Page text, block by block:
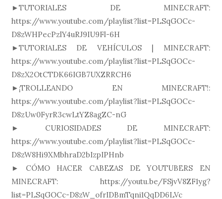
►TUTORIALES DE MINECRAFT:
https://www.youtube.com/playlist?list=PLSqGOCc-
D8zWHPecPzlY4uRJ9IU9Fl-6H
►TUTORIALES DE VEHÍCULOS | MINECRAFT:
https://www.youtube.com/playlist?list=PLSqGOCc-
D8zX2OtCTDK66IGB7UXZRRCH6
►¡TROLLEANDO EN MINECRAFT!:
https://www.youtube.com/playlist?list=PLSqGOCc-
D8zUw0FyrR3cwLtYZ8agZC-nG
► CURIOSIDADES DE MINECRAFT:
https://www.youtube.com/playlist?list=PLSqGOCc-
D8zW8Hi9XMbhraD2bIzpIPHnb
► CÓMO HACER CABEZAS DE YOUTUBERS EN
MINECRAFT: https://youtu.be/FSjvV8ZF1yg?
list=PLSqGOCc-D8zW_ofrIDBmTqni1QqDD6LVc